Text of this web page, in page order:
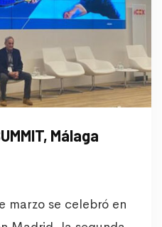
Málaga
marzo se celebró en